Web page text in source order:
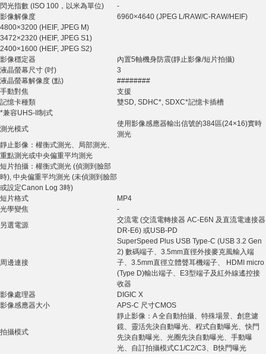
閃光指數 (ISO 100，以米為單位)
-
影像解像度
6960×4640 (JPEG L/RAW/C-RAW/HEIF)
4800×3200 (HEIF, JPEG M)
3472×2320 (HEIF, JPEG S1)
2400×1600 (HEIF, JPEG S2)
影像穩定器
內置5軸機身防震(靜止影像/短片拍攝)
液晶螢幕尺寸 (吋)
3
液晶螢幕解像度 (點)
########
手動對焦
支援
記憶卡種類
雙SD, SDHC*, SDXC*記憶卡插槽
*兼容UHS-II制式
測光模式
使用影像感應器輸出信號的384區(24×16)實時
測光
靜止影像：權衡式測光、局部測光、
重點測光或中央偏重平均測光
短片拍攝：權衡式測光 (偵測到臉部
時), 中央偏重平均測光 (未偵測到臉部
或設定Canon Log 3時)
短片格式
MP4
光學變焦
-
另選電源
交流電 (交流電轉接器 AC-E6N 及直流電連接器
DR-E6) 或USB-PD
周邊連接
SuperSpeed Plus USB Type-C (USB 3.2 Gen
2) 數碼端子、3.5mm直徑外接麥克風輸入端
子、3.5mm直徑立體聲耳機端子、 HDMI micro
(Type D)輸出端子、E3型端子及紅外線遙控接
收器
影像處理器
DIGIC X
影像感應器大小
APS-C 尺寸CMOS
拍攝模式
靜止影像：A 全自動拍攝、特殊場景、創意濾
鏡、靈活先決自動曝光、程式自動曝光、快門
先決自動曝光、光圈先決自動曝光、手動曝
光、自訂拍攝模式C1/C2/C3、B快門曝光